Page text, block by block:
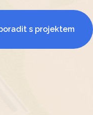
s projektem